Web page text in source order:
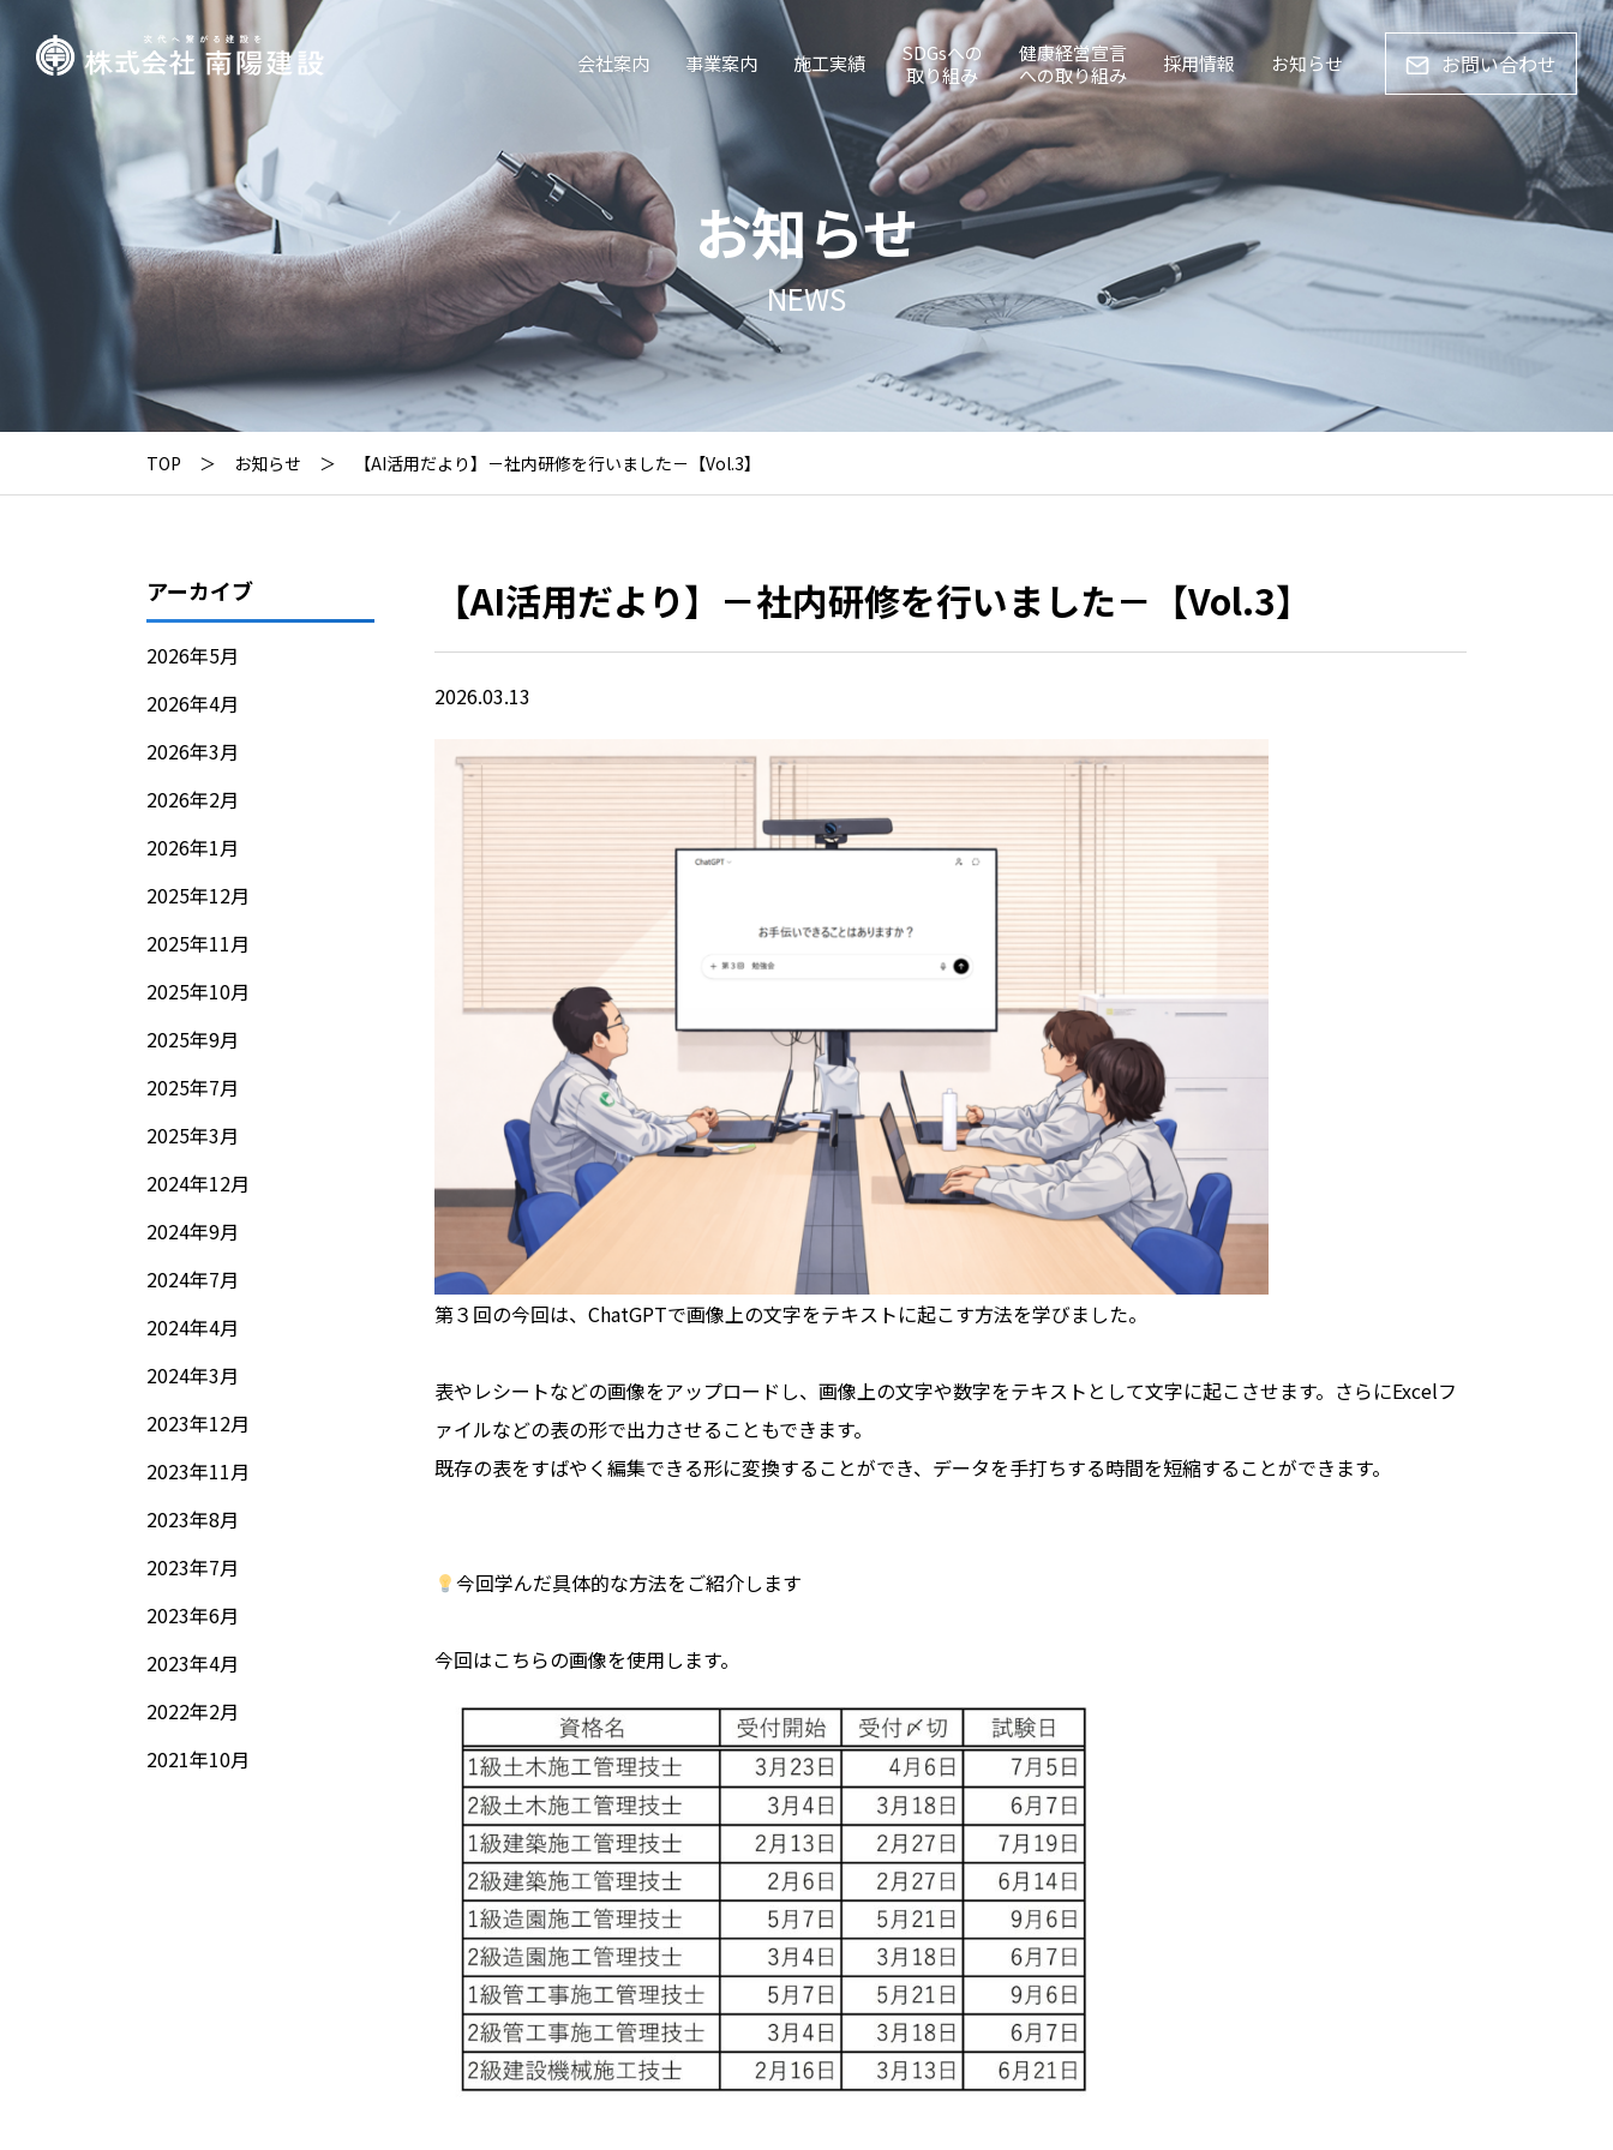
会社案内 事業案内 施工実績
SDGsへの
取り組み
健康経営宣言
への取り組み
採用情報 お知らせ お問い合わせ
お知らせ
NEWS
TOP お知らせ 【AI活用だより】－社内研修を行いました－【Vol.3】
アーカイブ
2026年5月
2026年4月
2026年3月
2026年2月
2026年1月
2025年12月
2025年11月
2025年10月
2025年9月
2025年7月
2025年3月
2024年12月
2024年9月
2024年7月
2024年4月
2024年3月
2023年12月
2023年11月
2023年8月
2023年7月
2023年6月
2023年4月
2022年2月
2021年10月
【AI活用だより】－社内研修を行いました－【Vol.3】
2026.03.13
第３回の今回は、 ChatGPTで画像上の文字をテキストに起こす方法を学びました。
表やレシートなどの画像をアップロードし、画像上の文字や数字をテキストとして文字に起こさせます。さらにExcelフ
ァイルなどの表の形で出力させることもできます。
既存の表をすばやく編集できる形に変換することができ、データを手打ちする時間を短縮することができます。
今回学んだ具体的な方法をご紹介します
今回はこちらの画像を使用します。